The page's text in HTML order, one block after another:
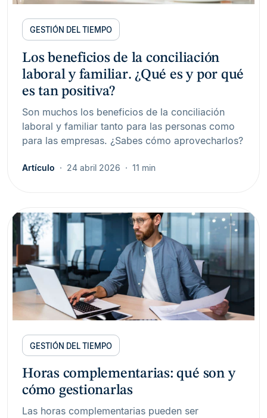
GESTIÓN DEL TIEMPO
Los beneficios de la conciliación
laboral y familiar. ¿Qué es y por qué
es tan positiva?
Son muchos los beneficios de la conciliación
laboral y familiar tanto para las personas como
para las empresas. ¿Sabes cómo aprovecharlos?
Artículo 24 abril 2026 11 min
GESTIÓN DEL TIEMPO
Horas complementarias: qué son y
cómo gestionarlas
Las horas complementarias pueden ser